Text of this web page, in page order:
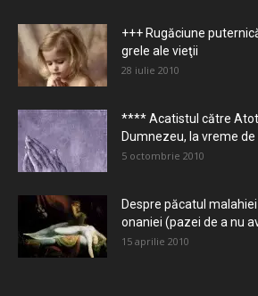
+++ Rugăciune
grele ale vieţii
28 iulie 2010
**** Acatistul către
Dumnezeu, la vreme de
5 octombrie 2010
Despre păcatul
onaniei (pazei de a nu
15 aprilie 2010